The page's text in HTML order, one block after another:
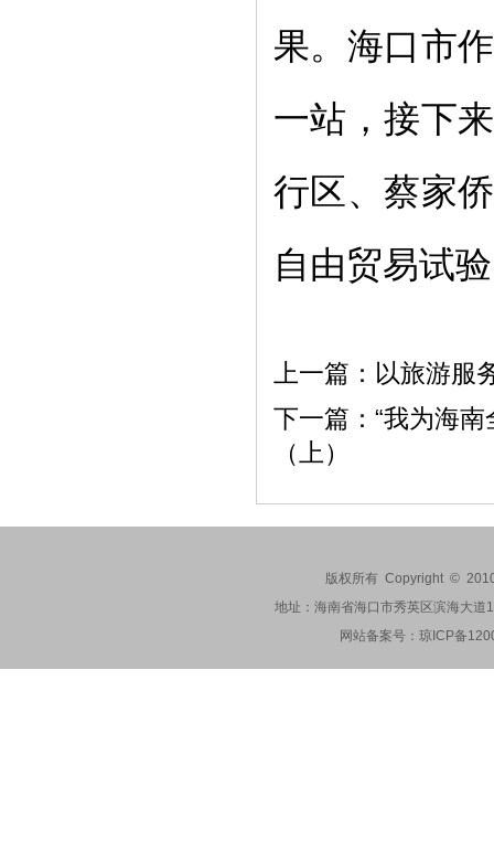
果。海口市
一站，接下
行区、蔡家
自由贸易试
上一篇： 以旅游服
下一篇： “我为海
（上）
版权所有 Copyright ©
地址：海南省海口市秀英区滨海大
网站备案号： 琼ICP备